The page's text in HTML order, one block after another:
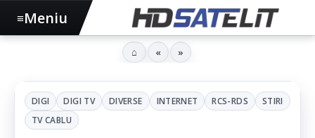
DIGI DIGI TV DIVERSE INTERNET RCS-RDS
STIRI
TV CABLU
≡Meniu
⌂ « »